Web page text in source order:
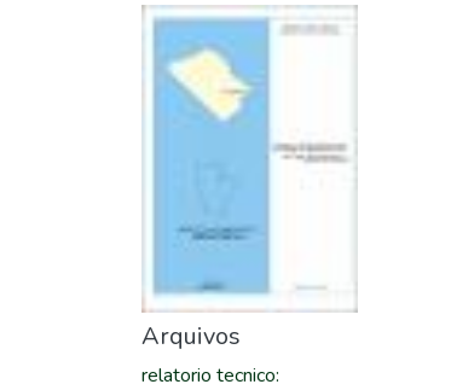
Arquivos
relatorio tecnico: